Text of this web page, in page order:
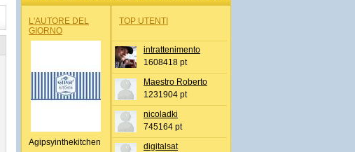
L'AUTORE DEL
GIORNO
Agipsyinthekitchen
TOP UTENTI
intrattenimento
1608418 pt
Maestro Roberto
1231904 pt
nicoladki
745164 pt
digitalsat